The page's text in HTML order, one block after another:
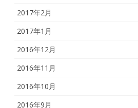
2017年2月
2017年1月
2016年12月
2016年11月
2016年10月
2016年9月